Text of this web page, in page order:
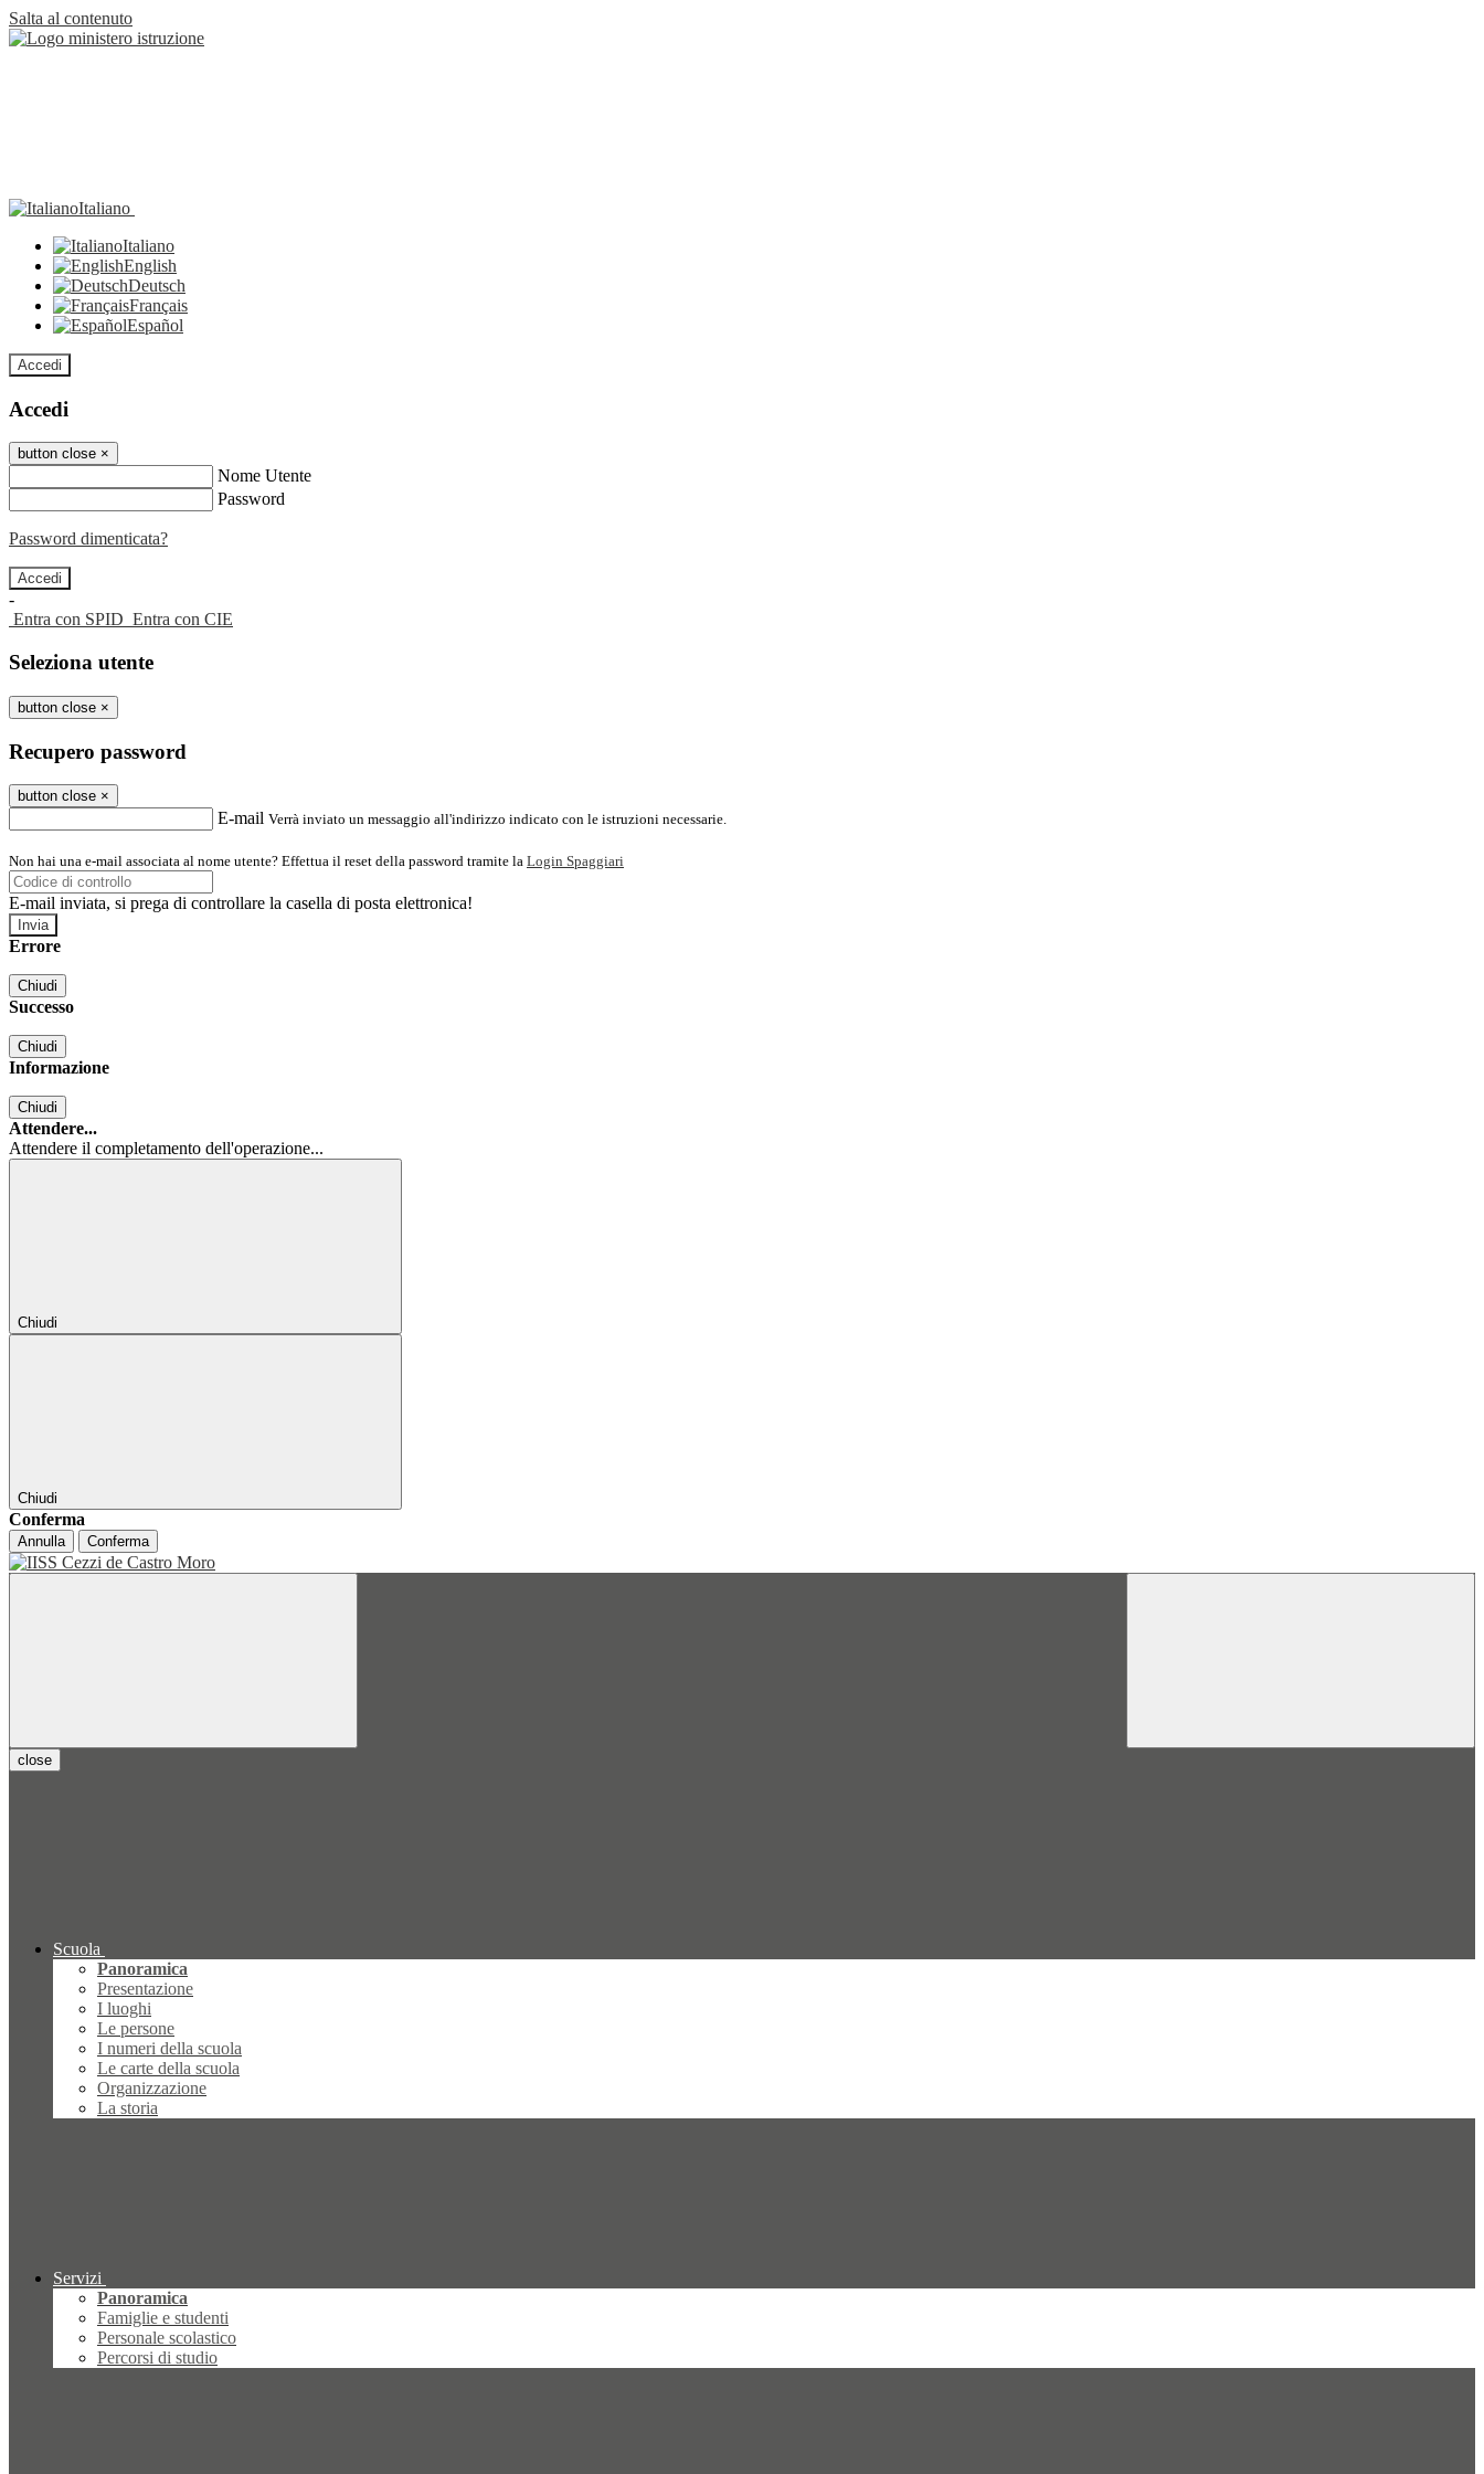
Salta al contenuto
Italiano
Italiano
English
Deutsch
Français
Español
Accedi
Accedi
button close ×
Nome Utente
Password
Password dimenticata?
-
Entra con SPID Entra con CIE
Seleziona utente
button close ×
Recupero password
button close ×
E-mail Verrà inviato un messaggio all'indirizzo indicato con le istruzioni necessarie.
Non hai una e-mail associata al nome utente? Effettua il reset della password tramite la Login Spaggiari
E-mail inviata, si prega di controllare la casella di posta elettronica!
Errore
Chiudi
Successo
Chiudi
Informazione
Chiudi
Attendere...
Attendere il completamento dell'operazione...
Chiudi
Chiudi
Conferma
Annulla Conferma
close
Scuola
Panoramica
Presentazione
I luoghi
Le persone
I numeri della scuola
Le carte della scuola
Organizzazione
La storia
Servizi
Panoramica
Famiglie e studenti
Personale scolastico
Percorsi di studio